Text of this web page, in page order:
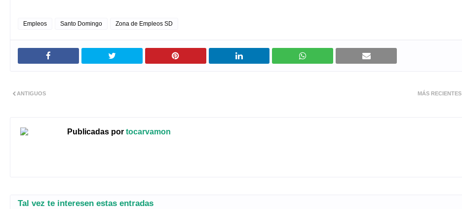
Empleos Santo Domingo Zona de Empleos SD
MÁS RECIENTES
ANTIGUOS
Publicadas por tocarvamon
Tal vez te interesen estas entradas